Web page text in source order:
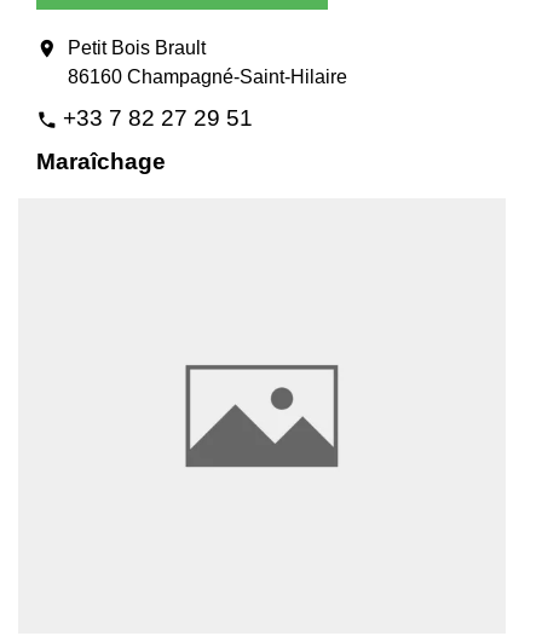
location_on
Petit Bois Brault
86160 Champagné-Saint-Hilaire
phone +33 7 82 27 29 51
Maraîchage